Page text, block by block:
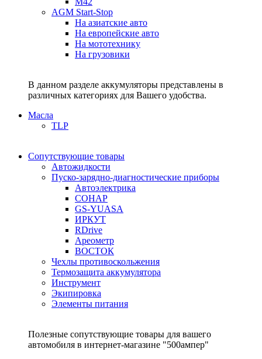
AGM Start-Stop
На азиатские авто
На европейские авто
На мототехнику
На грузовики
В данном разделе аккумуляторы представлены в
различных категориях для Вашего удобства.
Масла
TLP
Сопутствующие товары
Автожидкости
Пуско-зарядно-диагностические приборы
Автоэлектрика
СОНАР
GS-YUASA
ИРКУТ
RDrive
Ареометр
ВОСТОК
Чехлы противоскольжения
Термозащита аккумулятора
Инструмент
Экипировка
Элементы питания
Полезные сопутствующие товары для вашего
автомобиля в интернет-магазине "500ампер"